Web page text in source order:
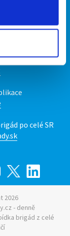
projekty
z celé ČR
po celé SR
2026
- denně
brigád z celé